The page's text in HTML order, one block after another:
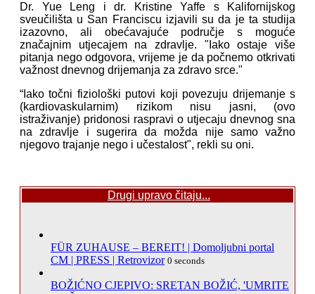
Dr. Yue Leng i dr. Kristine Yaffe s Kalifornijskog
sveučilišta u San Franciscu izjavili su da je ta studija
izazovno, ali obećavajuće područje s moguće
značajnim utjecajem na zdravlje. "Iako ostaje više
pitanja nego odgovora, vrijeme je da počnemo otkrivati
važnost dnevnog drijemanja za zdravo srce."
“Iako točni fiziološki putovi koji povezuju drijemanje s
(kardiovaskularnim) rizikom nisu jasni, (ovo
istraživanje) pridonosi raspravi o utjecaju dnevnog sna
na zdravlje i sugerira da možda nije samo važno
njegovo trajanje nego i učestalost", rekli su oni.
Drugi upravo čitaju...
FÜR ZUHAUSE – BEREIT! | Domoljubni portal
CM | PRESS | Retrovizor 0 seconds
BOŽIĆNO CJEPIVO: SRETAN BOŽIĆ, 'UMRITE